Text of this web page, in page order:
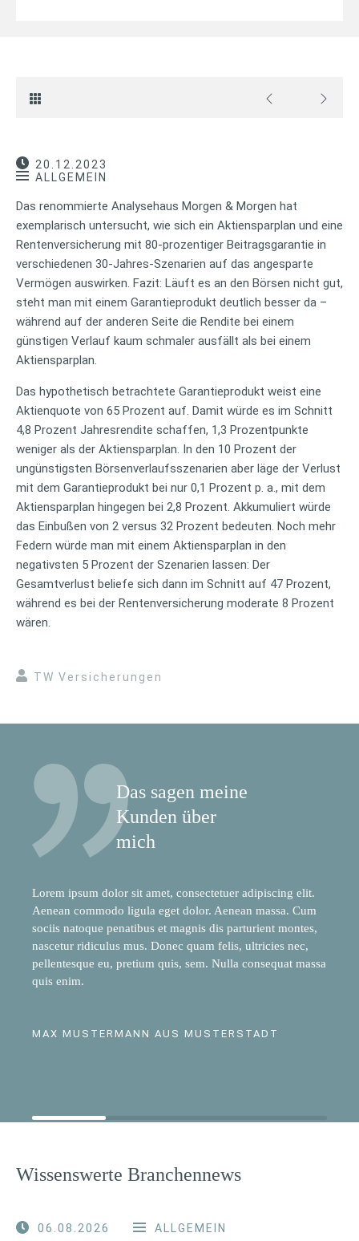
20.12.2023
ALLGEMEIN
Das renommierte Analysehaus Morgen & Morgen hat
exemplarisch untersucht, wie sich ein Aktiensparplan und eine
Rentenversicherung mit 80-prozentiger Beitragsgarantie in
verschiedenen 30-Jahres-Szenarien auf das angesparte
Vermögen auswirken. Fazit: Läuft es an den Börsen nicht gut,
steht man mit einem Garantieprodukt deutlich besser da –
während auf der anderen Seite die Rendite bei einem
günstigen Verlauf kaum schmaler ausfällt als bei einem
Aktiensparplan.
Das hypothetisch betrachtete Garantieprodukt weist eine
Aktienquote von 65 Prozent auf. Damit würde es im Schnitt
4,8 Prozent Jahresrendite schaffen, 1,3 Prozentpunkte
weniger als der Aktiensparplan. In den 10 Prozent der
ungünstigsten Börsenverlaufsszenarien aber läge der Verlust
mit dem Garantieprodukt bei nur 0,1 Prozent p. a., mit dem
Aktiensparplan hingegen bei 2,8 Prozent. Akkumuliert würde
das Einbußen von 2 versus 32 Prozent bedeuten. Noch mehr
Federn würde man mit einem Aktiensparplan in den
negativsten 5 Prozent der Szenarien lassen: Der
Gesamtverlust beliefe sich dann im Schnitt auf 47 Prozent,
während es bei der Rentenversicherung moderate 8 Prozent
wären.
TW Versicherungen
Das sagen meine
Kunden über
mich
Lorem ipsum dolor sit amet, consectetuer adipiscing elit.
Aenean commodo ligula eget dolor. Aenean massa. Cum
sociis natoque penatibus et magnis dis parturient montes,
nascetur ridiculus mus. Donec quam felis, ultricies nec,
pellentesque eu, pretium quis, sem. Nulla consequat massa
quis enim.
MAX MUSTERMANN AUS MUSTERSTADT
Wissenswerte Branchennews
06.08.2026 ALLGEMEIN